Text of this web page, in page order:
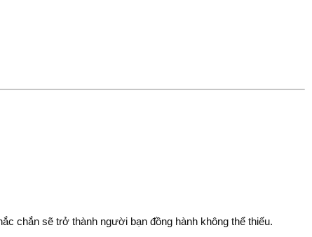
chắn sẽ trở thành người bạn đồng hành không thể thiếu.